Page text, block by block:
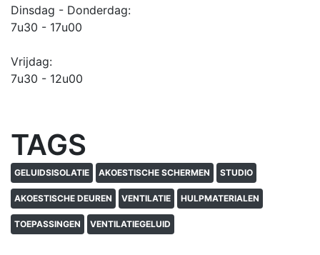
Dinsdag - Donderdag:
7u30 - 17u00
Vrijdag:
7u30 - 12u00
TAGS
GELUIDSISOLATIE AKOESTISCHE SCHERMEN STUDIO
AKOESTISCHE DEUREN VENTILATIE HULPMATERIALEN
TOEPASSINGEN VENTILATIEGELUID